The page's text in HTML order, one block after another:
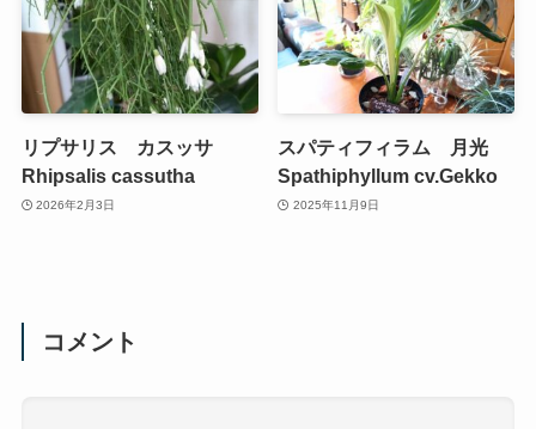
リプサリス カスッサ
Rhipsalis cassutha
2026年2月3日
スパティフィラム 月光
Spathiphyllum cv.Gekko
2025年11月9日
コメント